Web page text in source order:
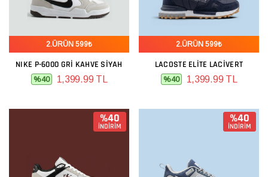
2.ÜRÜN 599₺
NIKE P-6000 GRI KAHVE SIYAH
%40 1,399.99 TL
2.ÜRÜN 599₺
LACOSTE ELITE LACIVERT
%40 1,399.99 TL
%40
İNDİRİM
%40
İNDİRİM